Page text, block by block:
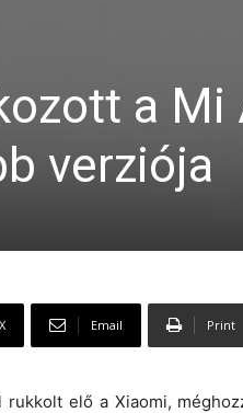
a Mi
verziója
X Email Print
rukkolt elő a Xiaomi,